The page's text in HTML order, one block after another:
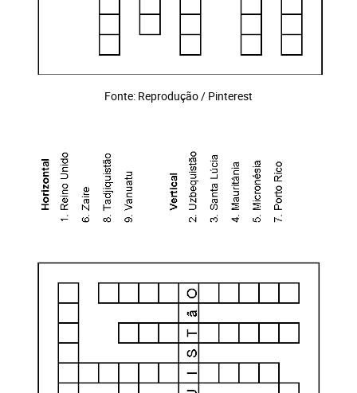
Fonte: Reprodução / Pinterest